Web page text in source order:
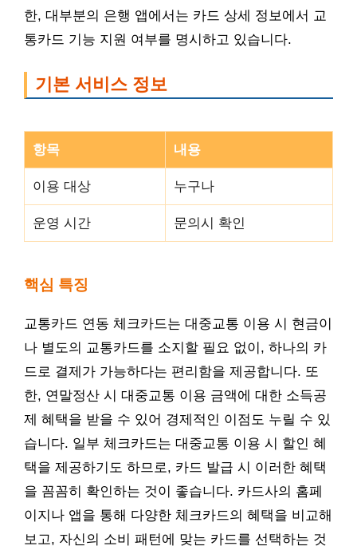
한, 대부분의 은행 앱에서는 카드 상세 정보에서 교
통카드 기능 지원 여부를 명시하고 있습니다.
기본 서비스 정보
항목 내용
이용 대상 누구나
운영 시간 문의시 확인
핵심 특징
교통카드 연동 체크카드는 대중교통 이용 시 현금이
나 별도의 교통카드를 소지할 필요 없이, 하나의 카
드로 결제가 가능하다는 편리함을 제공합니다. 또
한, 연말정산 시 대중교통 이용 금액에 대한 소득공
제 혜택을 받을 수 있어 경제적인 이점도 누릴 수 있
습니다. 일부 체크카드는 대중교통 이용 시 할인 혜
택을 제공하기도 하므로, 카드 발급 시 이러한 혜택
을 꼼꼼히 확인하는 것이 좋습니다. 카드사의 홈페
이지나 앱을 통해 다양한 체크카드의 혜택을 비교해
보고, 자신의 소비 패턴에 맞는 카드를 선택하는 것